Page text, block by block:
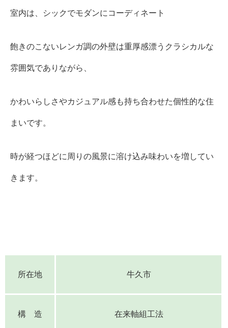
室内は、シックでモダンにコーディネート
飽きのこないレンガ調の外壁は重厚感漂うクラシカルな
雰囲気でありながら、
かわいらしさやカジュアル感も持ち合わせた個性的な住
まいです。
時が経つほどに周りの風景に溶け込み味わいを増してい
きます。
所在地 牛久市
構 造 在来軸組工法